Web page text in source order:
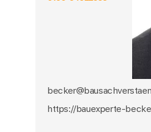
https://bauexperte-